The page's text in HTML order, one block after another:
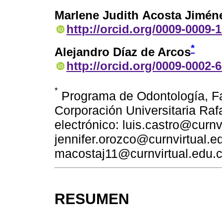
Marlene Judith Acosta
http://orcid.org/0009-0009-
Alejandro Díaz de Arcos*
http://orcid.org/0009-0002-
* Programa de Odontología,
Corporación Universitaria
electrónico:
RESUMEN